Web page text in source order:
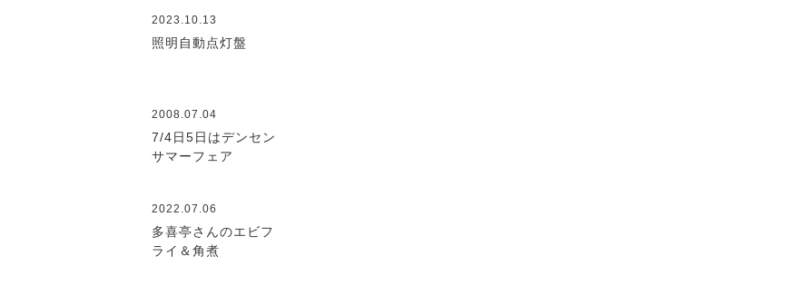
2023.10.13
照明自動点灯盤
2008.07.04
7/4日5日はデンセン
サマーフェア
2022.07.06
多喜亭さんのエビフ
ライ＆角煮